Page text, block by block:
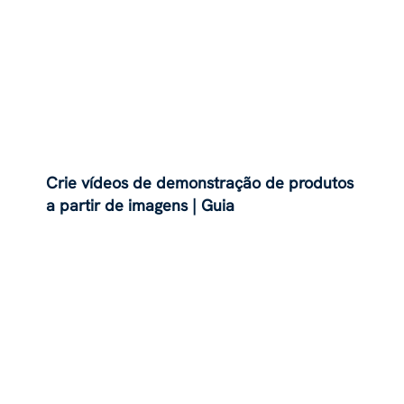
Crie vídeos de demonstração de produtos
a partir de imagens | Guia